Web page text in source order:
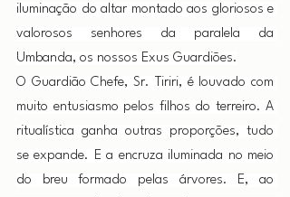
iluminação do altar montado aos gloriosos e
valorosos senhores da paralela da
Umbanda, os nossos Exus Guardiões.
O Guardião Chefe, Sr. Tiriri, é louvado com
muito entusiasmo pelos filhos do terreiro. A
ritualística ganha outras proporções, tudo
se expande. E a encruza iluminada no meio
do breu formado pelas árvores. E, ao